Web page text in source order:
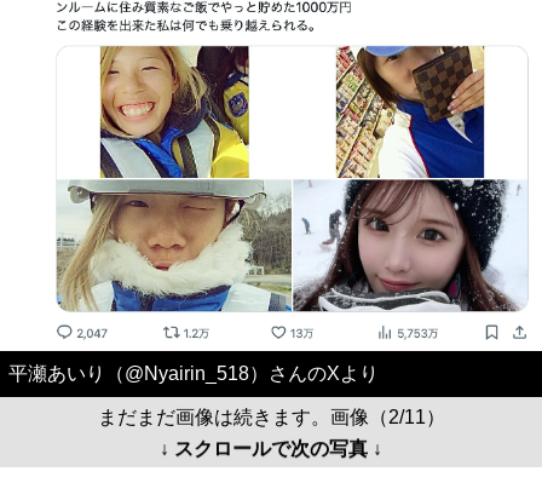
平瀬あいり（@Nyairin_518）さんのXより
まだまだ画像は続きます。画像（2/11）
↓ スクロールで次の写真 ↓